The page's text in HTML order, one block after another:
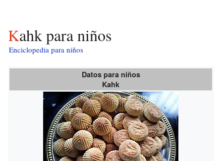
Kahk para niños
Enciclopedia para niños
Datos para niños
Kahk